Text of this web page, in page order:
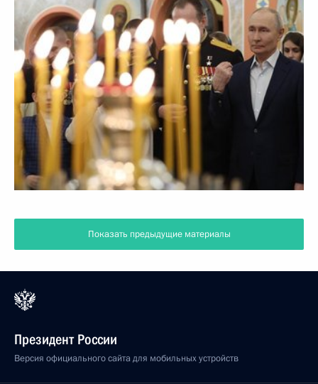
Показать предыдущие материалы
Президент России
Версия официального сайта для мобильных устройств